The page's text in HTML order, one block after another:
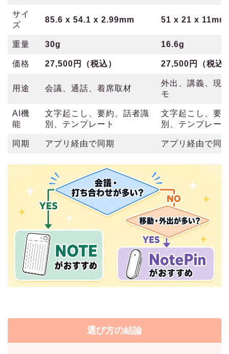
サイ
ズ
85.6 x 54.1 x 2.99mm 51 x 21 x 11mm
重量 30g 16.6g
価格 27,500円（税込） 27,500円（税込
用途 会議、通話、着席取材
外出、講義、現
モ
AI機
能
文字起こし、要約、話者識
別、テンプレート
文字起こし、要
別、テンプレー
同期 アプリ経由で同期 アプリ経由で同
選び方の結論